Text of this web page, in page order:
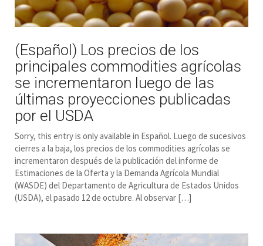
(Español) Los precios de los
principales commodities agrícolas
se incrementaron luego de las
últimas proyecciones publicadas
por el USDA
Sorry, this entry is only available in Español. Luego de sucesivos
cierres a la baja, los precios de los commodities agrícolas se
incrementaron después de la publicación del informe de
Estimaciones de la Oferta y la Demanda Agrícola Mundial
(WASDE) del Departamento de Agricultura de Estados Unidos
(USDA), el pasado 12 de octubre. Al observar […]